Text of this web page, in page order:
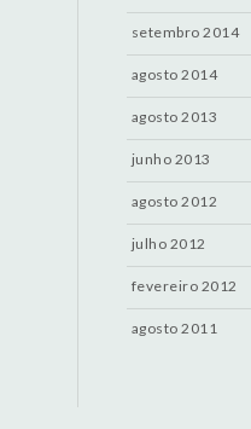
setembro 2014
agosto 2014
agosto 2013
junho 2013
agosto 2012
julho 2012
fevereiro 2012
agosto 2011